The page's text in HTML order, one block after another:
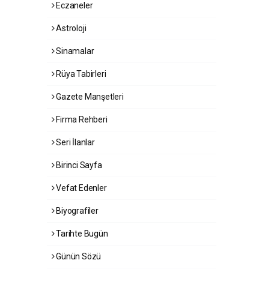
Eczaneler
Astroloji
Sinamalar
Rüya Tabirleri
Gazete Manşetleri
Firma Rehberi
Seri İlanlar
Birinci Sayfa
Vefat Edenler
Biyografiler
Tarihte Bugün
Günün Sözü